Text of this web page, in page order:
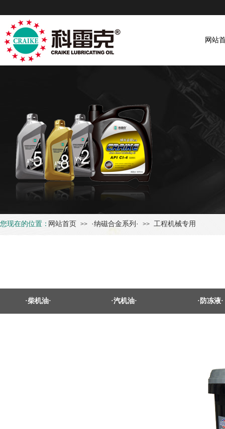
网站
您现在的位置：网站首页 >> ·纳磁合金系列· >> 工程机械专用
·柴机油· ·汽机油· ·防冻液·